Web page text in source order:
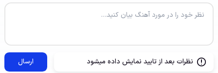
نظرات بعد از تایید نمایش داده میشود ارسال